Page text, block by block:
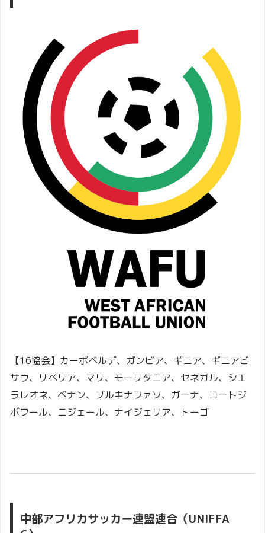
【16協会】カーボベルデ、ガンビア、ギニア、ギニアビ
サウ、リベリア、マリ、モーリタニア、セネガル、シエ
ラレオネ、ベナン、ブルキナファソ、ガーナ、コートジ
ボワール、ニジェール、ナイジェリア、トーゴ
中部アフリカサッカー連盟連合（UNIFFA